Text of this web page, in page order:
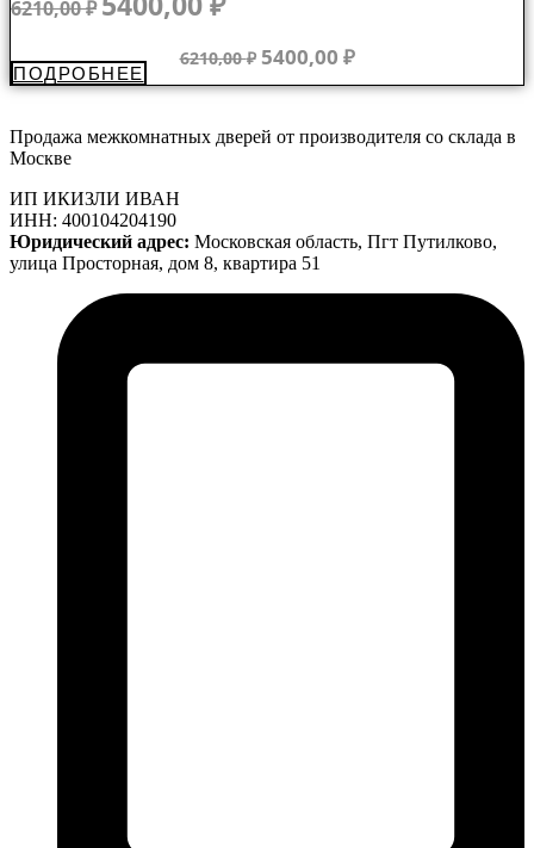
6210,00₽
цена
составляла
6210,00 ₽.
5400,00 ₽.
6210,00₽ Первоначальная
составляла
5400,00 ₽Текущая
5400,00 ₽.
ПОДРОБНЕЕ
Продажа межкомнатных дверей от производителя со склада в
Москве
ИП ИКИЗЛИ ИВАН
ИНН: 400104204190
Юридический адрес: Московская область, Пгт Путилково,
улица Просторная, дом 8, квартира 51